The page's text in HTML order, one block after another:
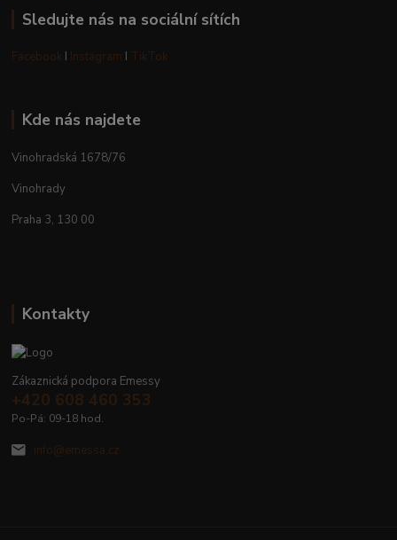
Sledujte nás na sociální sítích
Facebook I Instagram I TikTok
Kde nás najdete
Vinohradská 1678/76
Vinohrady
Praha 3, 130 00
Kontakty
Zákaznická podpora Emessy
+420 608 460 353
Po-Pá: 09-18 hod.
info@emessa.cz